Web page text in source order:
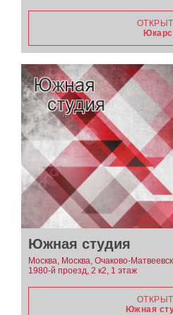
Юкарс
Южная студия
Москва, Москва, Очаково-
1980-й проезд, 2 к2, 1 этаж
Южная